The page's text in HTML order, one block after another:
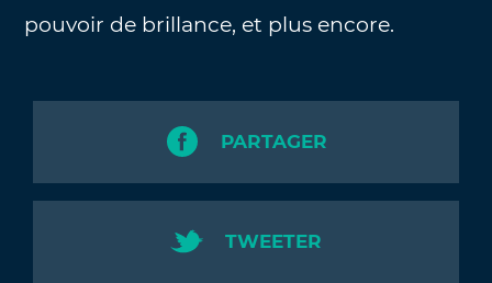
pouvoir de brillance, et plus encore.
PARTAGER
TWEETER